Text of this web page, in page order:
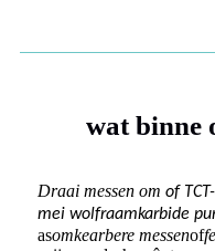
wat binne
Draai messen om of
mei wolfraamkarbide
asomkearbere messenof